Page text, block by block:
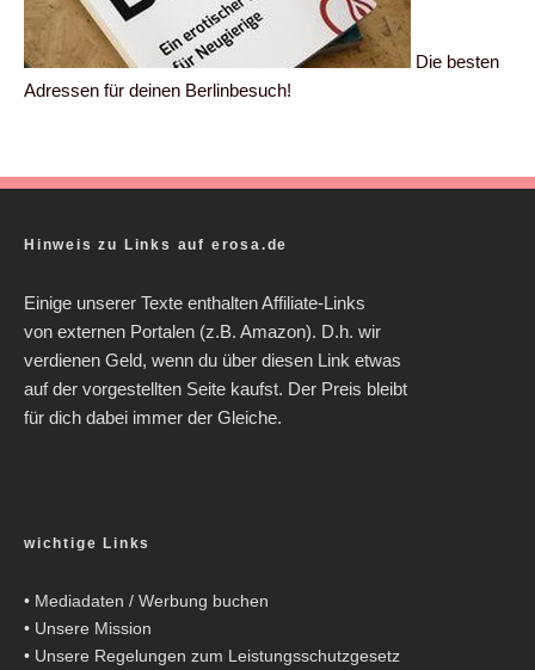
Die besten
Adressen für deinen Berlinbesuch!
Hinweis zu Links auf erosa.de
Einige unserer Texte enthalten Affiliate-Links
von externen Portalen (z.B. Amazon). D.h. wir
verdienen Geld, wenn du über diesen Link etwas
auf der vorgestellten Seite kaufst. Der Preis bleibt
für dich dabei immer der Gleiche.
wichtige Links
• Mediadaten / Werbung buchen
• Unsere Mission
• Unsere Regelungen zum Leistungsschutzgesetz